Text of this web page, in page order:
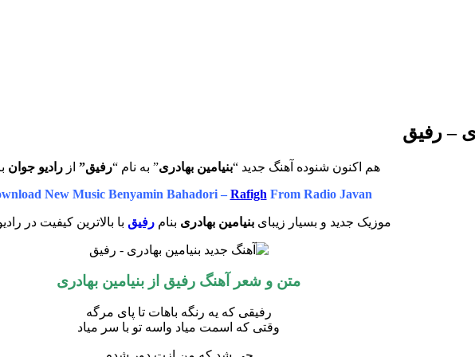
– رفیق
هم اکنون شنوده آهنگ جدید “بنیامین بهادری” به نام “رفیق” از رادیو جوان
New Music Benyamin Bahadori – Rafigh From Radio Javan
موزیک جدید و بسیار زیبای بنیامین بهادری بنام رفیق با بالاترین کیفیت در
متن و شعر آهنگ رفیق از بنیامین بهادری
رفیقی که یه رنگه باهات تا پای مرگه
وقتی که اسمت میاد واسه تو با سر میاد